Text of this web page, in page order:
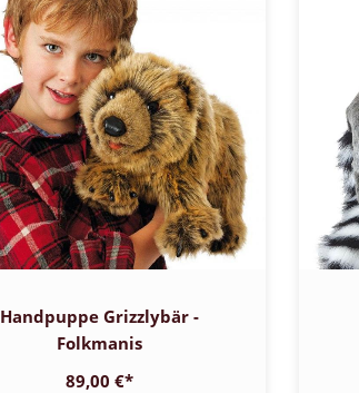
Handpuppe Grizzlybär -
Folkmanis
89,00 €*